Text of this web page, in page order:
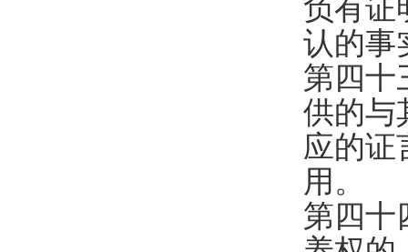
负有证
认的事
第四
供的与
应的证
用。
第四